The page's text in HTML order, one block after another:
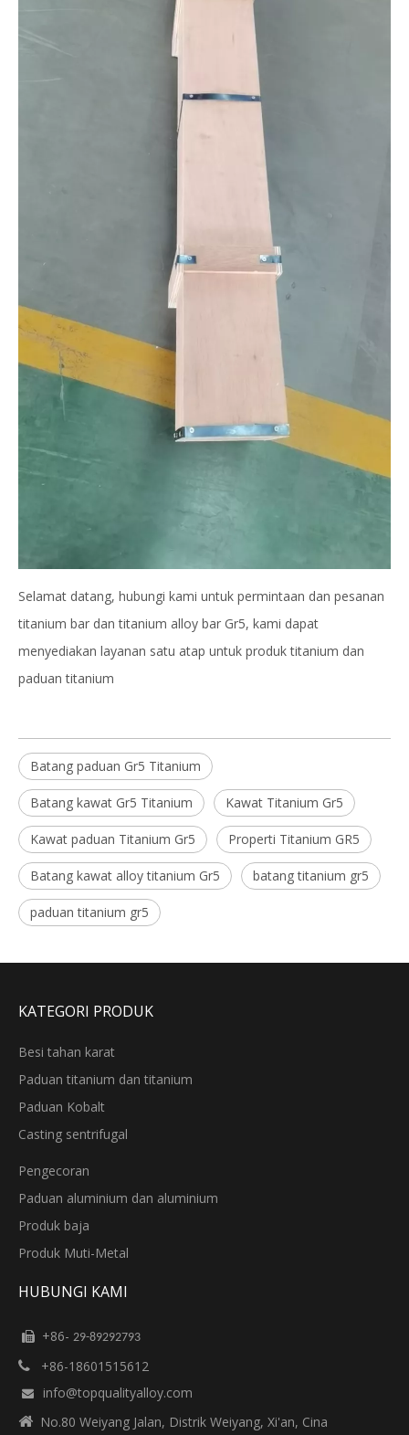
Selamat datang, hubungi kami untuk permintaan dan pesanan
titanium bar dan titanium alloy bar Gr5, kami dapat
menyediakan layanan satu atap untuk produk titanium dan
paduan titanium
Batang paduan Gr5 Titanium
Batang kawat Gr5 Titanium Kawat Titanium Gr5
Kawat paduan Titanium Gr5 Properti Titanium GR5
Batang kawat alloy titanium Gr5 batang titanium gr5
paduan titanium gr5
KATEGORI PRODUK
Besi tahan karat
Paduan titanium dan titanium
Paduan Kobalt
Casting sentrifugal
Pengecoran
Paduan aluminium dan aluminium
Produk baja
Produk Muti-Metal
HUBUNGI KAMI
 +86- 29-89292793
 +86-18601515612
 info@topqualityalloy.com
 No.80 Weiyang Jalan, Distrik Weiyang, Xi'an, Cina